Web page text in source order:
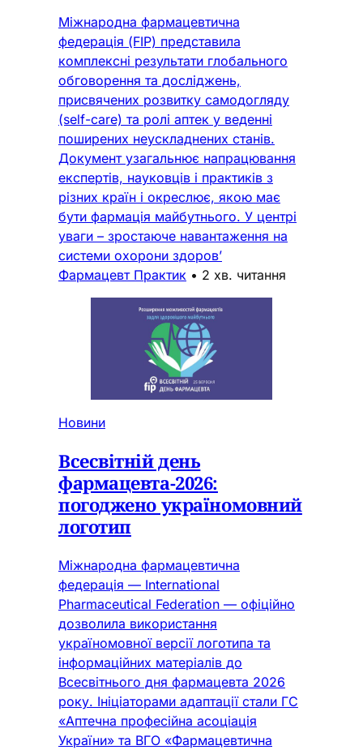
Міжнародна фармацевтична
федерація (FIP) представила
комплексні результати глобального
обговорення та досліджень,
присвячених розвитку самодогляду
(self-care) та ролі аптек у веденні
поширених неускладнених станів.
Документ узагальнює напрацювання
експертів, науковців і практиків з
різних країн і окреслює, якою має
бути фармація майбутнього. У центрі
уваги – зростаюче навантаження на
системи охорони здоров’
Фармацевт Практик • 2 хв. читання
Новини
Всесвітній день
фармацевта-2026:
погоджено україномовний
логотип
Міжнародна фармацевтична
федерація — International
Pharmaceutical Federation — офіційно
дозволила використання
україномовної версії логотипа та
інформаційних матеріалів до
Всесвітнього дня фармацевта 2026
року. Ініціаторами адаптації стали ГС
«Аптечна професійна асоціація
України» та ВГО «Фармацевтична